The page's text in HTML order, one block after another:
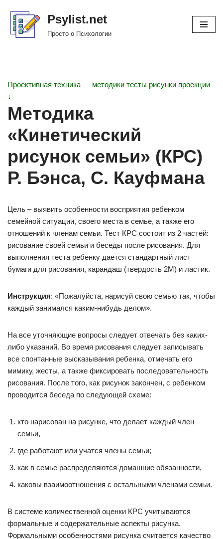
Перейти
Psylist.net
Просто о Психологии
Проективная техника — методики тесты рисунки проекции
↓
Методика
«Кинетический
рисунок семьи» (КРС)
Р. Бэнса, С. Кауфмана
Цель – выявить особенности восприятия ребенком
семейной ситуации, своего места в семье, а также его
отношений к членам семьи. Тест КРС состоит из 2 частей:
рисование своей семьи и беседы после рисования. Для
выполнения теста ребенку дается стандартный лист
бумаги для рисования, карандаш (твердость 2М) и ластик.
Инструкция: «Пожалуйста, нарисуй свою семью так, чтобы
каждый занимался каким-нибудь делом».
На все уточняющие вопросы следует отвечать без каких-
либо указаний. Во время рисования следует записывать
все спонтанные высказывания ребенка, отмечать его
мимику, жесты, а также фиксировать последовательность
рисования. После того, как рисунок закончен, с ребенком
проводится беседа по следующей схеме:
кто нарисован на рисунке, что делает каждый член
семьи,
где работают или учатся члены семьи;
как в семье распределяются домашние обязанности,
каковы взаимоотношения с остальными членами семьи.
В системе количественной оценки КРС учитываются
формальные и содержательные аспекты рисунка.
Формальными особенностями рисунка считается качество